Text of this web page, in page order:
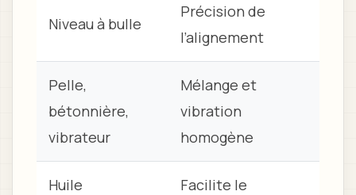
Niveau à bulle
Précision de
l’alignement
Pelle,
bétonnière,
vibrateur
Mélange et
vibration
homogène
Huile
Facilite le